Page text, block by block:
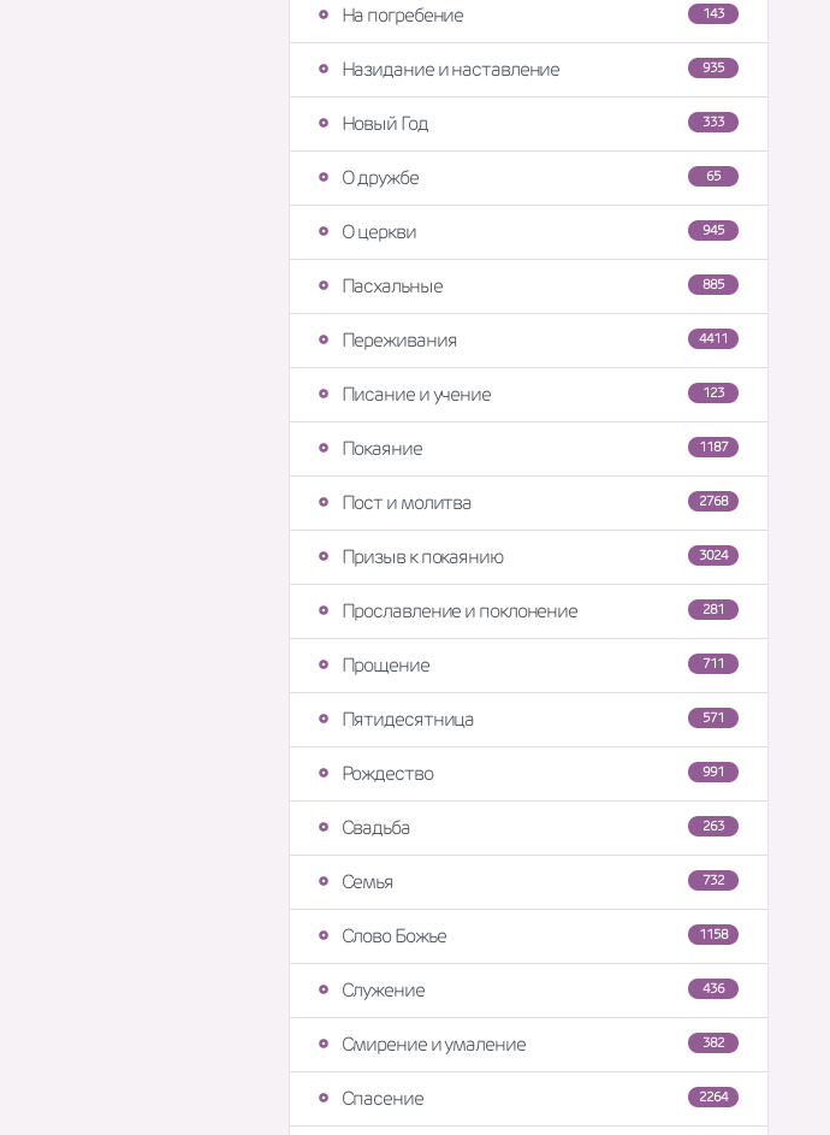
143
На погребение
935
Назидание и наставление
333
Новый Год
65
О дружбе
945
О церкви
885
Пасхальные
4411
Переживания
123
Писание и учение
1187
Покаяние
2768
Пост и молитва
3024
Призыв к покаянию
281
Прославление и поклонение
711
Прощение
571
Пятидесятница
991
Рождество
263
Свадьба
732
Семья
1158
Слово Божье
436
Служение
382
Смирение и умаление
2264
Спасение